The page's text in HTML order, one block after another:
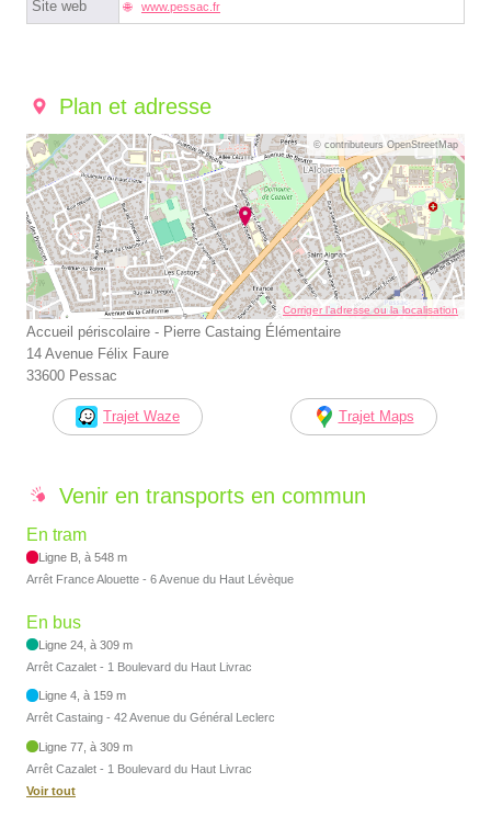
Site web www.pessac.fr
Plan et adresse
© contributeurs OpenStreetMap
Corriger l’adresse ou la localisation
Accueil périscolaire - Pierre Castaing Élémentaire
14 Avenue Félix Faure
33600 Pessac
Trajet Waze Trajet Maps
Venir en transports en commun
En tram
Ligne B, à 548 m
Arrêt France Alouette - 6 Avenue du Haut Lévèque
En bus
Ligne 24, à 309 m
Arrêt Cazalet - 1 Boulevard du Haut Livrac
Ligne 4, à 159 m
Arrêt Castaing - 42 Avenue du Général Leclerc
Ligne 77, à 309 m
Arrêt Cazalet - 1 Boulevard du Haut Livrac
Voir tout